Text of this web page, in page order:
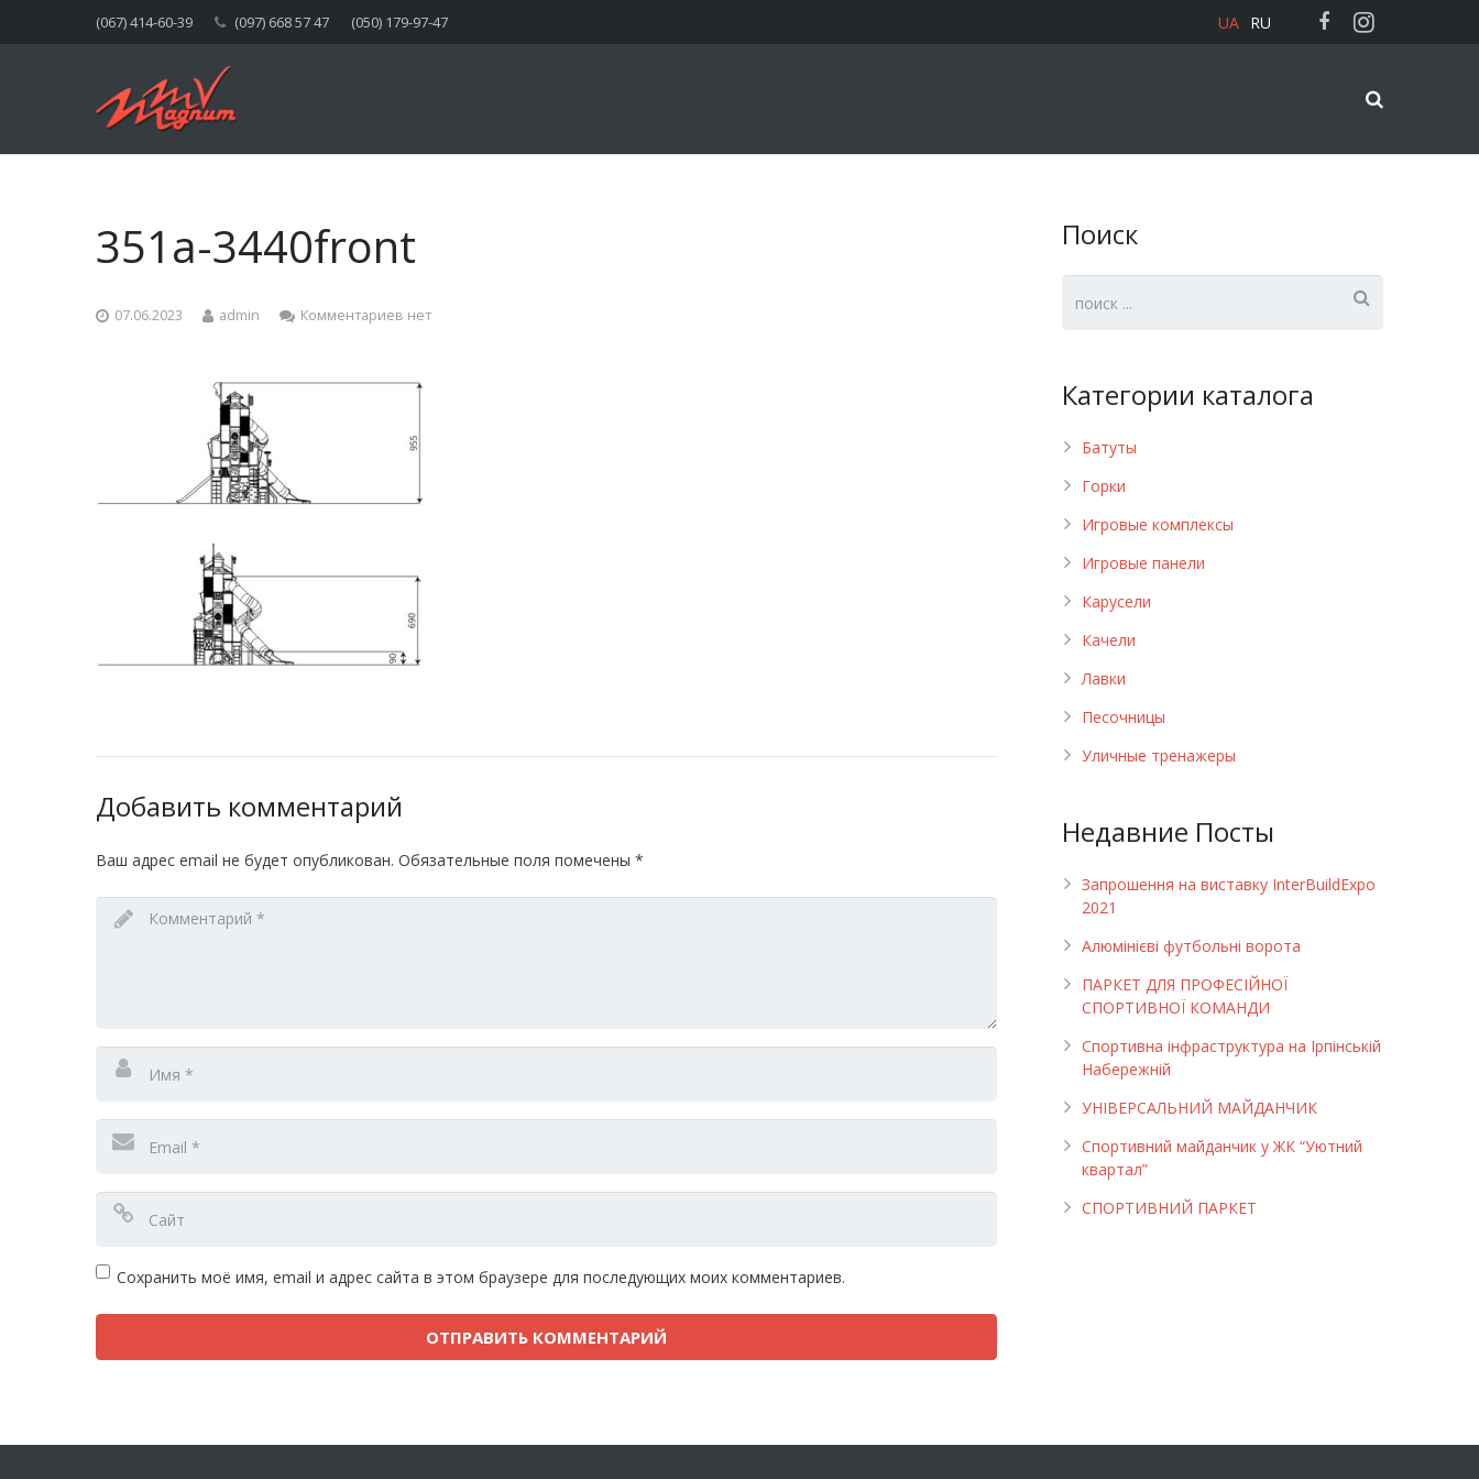
(067) 414-60-39 (097) 668 57 47 (050) 179-97-47 UA RU
351a-3440front
07.06.2023 admin Комментариев нет
Добавить комментарий
Ваш адрес email не будет опубликован. Обязательные поля помечены *
Сохранить моё имя, email и адрес сайта в этом браузере для последующих моих комментариев.
Поиск
Категории каталога
Батуты
Горки
Игровые комплексы
Игровые панели
Карусели
Качели
Лавки
Песочницы
Уличные тренажеры
Недавние Посты
Запрошення на виставку InterBuildExpo
2021
Алюмінієві футбольні ворота
ПАРКЕТ ДЛЯ ПРОФЕСІЙНОЇ
СПОРТИВНОЇ КОМАНДИ
Спортивна інфраструктура на Ірпінській
Набережній
УНІВЕРСАЛЬНИЙ МАЙДАНЧИК
Cпортивний майданчик у ЖК “Уютний
квартал”
СПОРТИВНИЙ ПАРКЕТ